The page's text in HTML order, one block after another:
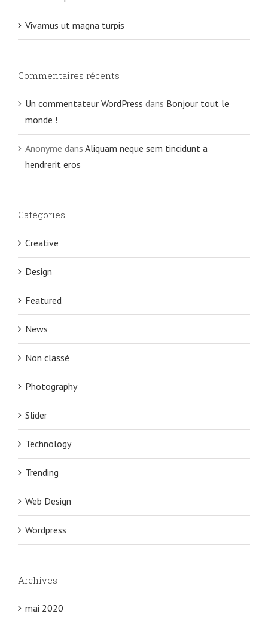
Vivamus ut magna turpis
Commentaires récents
Un commentateur WordPress dans Bonjour tout le
monde !
Anonyme dans Aliquam neque sem tincidunt a
hendrerit eros
Catégories
Creative
Design
Featured
News
Non classé
Photography
Slider
Technology
Trending
Web Design
Wordpress
Archives
mai 2020